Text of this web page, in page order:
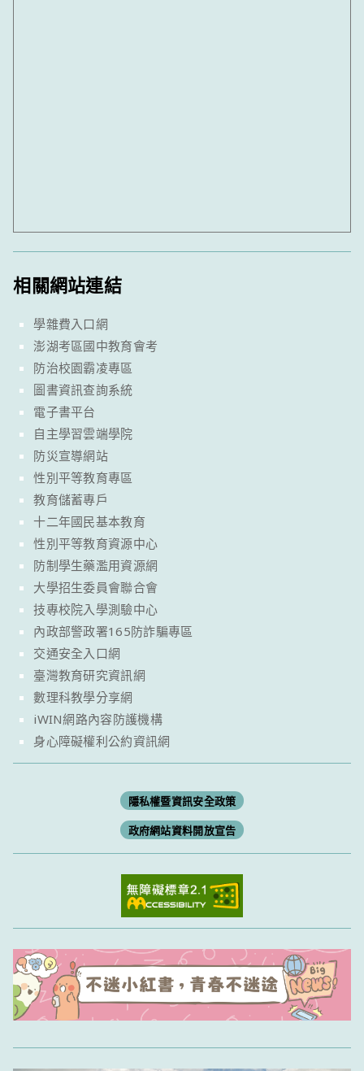
相關網站連結
學雜費入口網
澎湖考區國中教育會考
防治校園霸凌專區
圖書資訊查詢系統
電子書平台
自主學習雲端學院
防災宣導網站
性別平等教育專區
教育儲蓄專戶
十二年國民基本教育
性別平等教育資源中心
防制學生藥濫用資源網
大學招生委員會聯合會
技專校院入學測驗中心
內政部警政署165防詐騙專區
交通安全入口網
臺灣教育研究資訊網
數理科教學分享網
iWIN網路內容防護機構
身心障礙權利公約資訊網
隱私權暨資訊安全政策
政府網站資料開放宣告